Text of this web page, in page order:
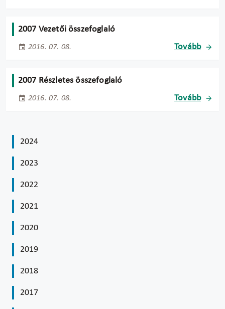
2007 Vezetői összefoglaló
2016. 07. 08. Tovább
2007 Részletes összefoglaló
2016. 07. 08. Tovább
2024
2023
2022
2021
2020
2019
2018
2017